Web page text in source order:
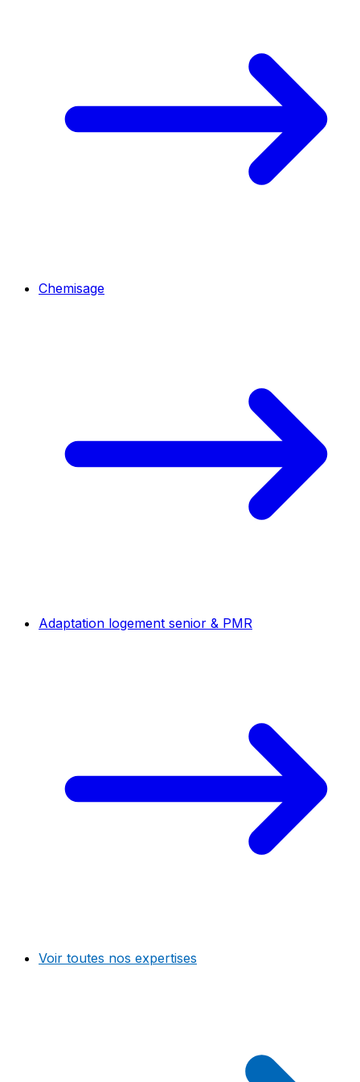
Chemisage
Adaptation logement senior & PMR
Voir toutes nos expertises